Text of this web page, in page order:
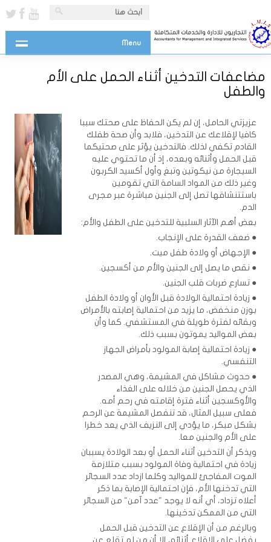
Menu
مضاعفات التدخين أثناء الحمل على الأم
والطفل
عزيزتي الحامل، إن لم يكن الحفاظ على صحتك سببا
كافيا لإقلاعك عن التدخين، فلابد وأن صحة طفلك
القادم تكفي لذلك. فالتدخين يؤثر على صحتيكما
قبل الحمل وأثنائه وبعده، إذ أن ما تحتوي عليه
السيجارة من نيكوتين وتبغ وأول أكسيد الكربون
وغير ذلك من المواد السامة التي تقومين
باستتنشاقها تصل إلى الجنين مباشرة عبر مجرى
الدم.
بعض أهم الآثار السلبية للتدخين على الطفل والأم:
● ضعف القدرة على الإنجاب.
● الإجهاض أو وﻻدة طفل ميت.
● نقص ما يصل إلى الجنين والأم من أكسجين.
● تسارع ضربات قلب الجنين.
● زيادة احتمالية الولادة قبل الأوان أو ولادة الطفل
بوزن منخفض، ما يزيد من احتمالية إصابته بالأمراض
وبقائه لفترة طويلة في المستشفي. كما وأن
بعض المواليد يموتون بسبب ذلك.
● زيادة احتمالية إصابة المولود بأمراض الجهاز
التنفسي.
● حدوث مشاكل في المشيمة، وهي المصدر
الذي يحصل الجنين من خلاله على الغذاء
والأوكسجين أثناء فترة إقامته في رحم أمه.
فعلى سبيل المثال، قد تنفصل المشيمة عن الرحم
بشكل مبكر، ما يؤدي إلى النزيف الذي يعد خطرا
على الأم والجنين معا.
ويذكر أن التدخين أثناء الحمل أو بعد الولادة يسببان
زيادة في احتمالية وفاة المولود بسبب متلازمة
الموت المفاجئ للمواليد وكلما ازداد عدد السجائر
التي تدخنها الأم، فإن احتمالية الإصابة بما ذكر
أعلاه تزداد، أي أنه لا يوجد "عدد آمن" من السجائر
التي من الممكن تدخينها.
وبالرغم من أن الإقلاع عن التدخين قبل الحمل
يفضل على الإقلاع أثنائه، إلا أن من لم تقلع عن